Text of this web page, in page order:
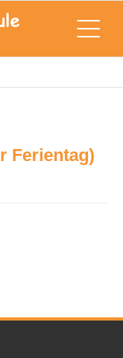
Ferientag)